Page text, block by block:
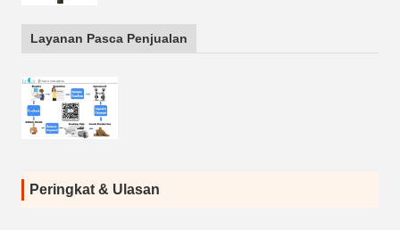
Layanan Pasca Penjualan
Peringkat & Ulasan